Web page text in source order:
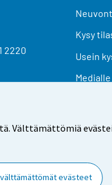
Välttämättömiä
välttämättömät evästeet
2220
Kysy
Usein
Medialle
Yhteystiedot Palaute